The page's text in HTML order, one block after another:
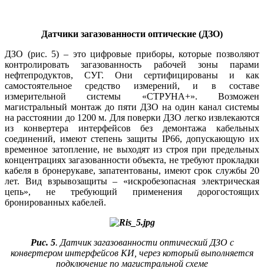
Датчики загазованности оптические (ДЗО)
ДЗО (рис. 5) – это цифровые приборы, которые позволяют
контролировать загазованность рабочей зо­ны парами
нефтепродуктов, СУГ. Они сертифицированы и как
самостоятельное средство измерений, и в составе
измерительной системы «СТРУНА+». Возможен
магистральный монтаж до пяти ДЗО на один канал системы
на расстоянии до 1200 м. Для поверки ДЗО легко извлекаются
из конвертера интерфейсов без демонтажа кабельных
соединений, имеют степень защиты IP66, допускающую их
временное затопление, не выходят из строя при предельных
концентрациях загазованности объекта, не требуют прокладки
кабеля в бронерукаве, запатентованы, имеют срок службы 20
лет. Вид взрывозащиты – «искробезопасная электрическая
цепь», не требующий применения дорогостоящих
бронированных кабелей.
Рис. 5. Датчик загазованности оптический ДЗО с
конвертером интерфейсов КИ, через который выполняется
подключение по магистральной схеме